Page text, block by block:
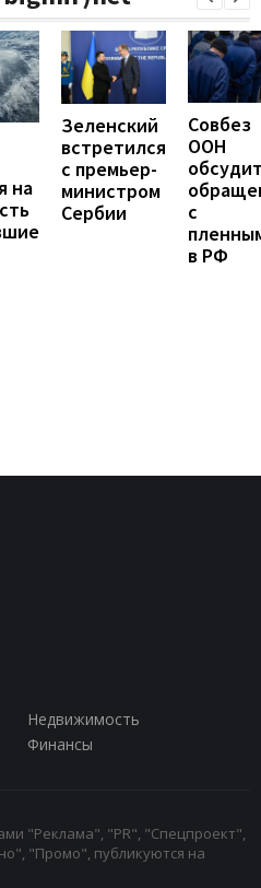
на
Зеленский
встретился
с премьер-
министром
Сербии
Совбез
ООН
с
в РФ
Недвижимость
Финансы
"Реклама", "PR", "Спецпроект",
"Промо", публикуются на